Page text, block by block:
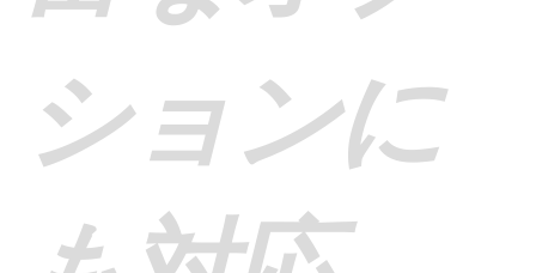
ションに